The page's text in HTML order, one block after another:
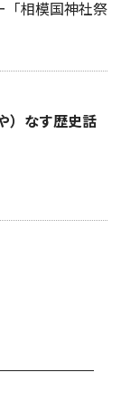
「相模国神社祭
）なす歴史話